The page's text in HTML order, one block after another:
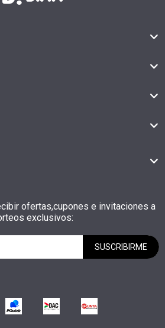
ofertas,cupones e invitaciones a
exclusivos:
SUSCRIBIRME